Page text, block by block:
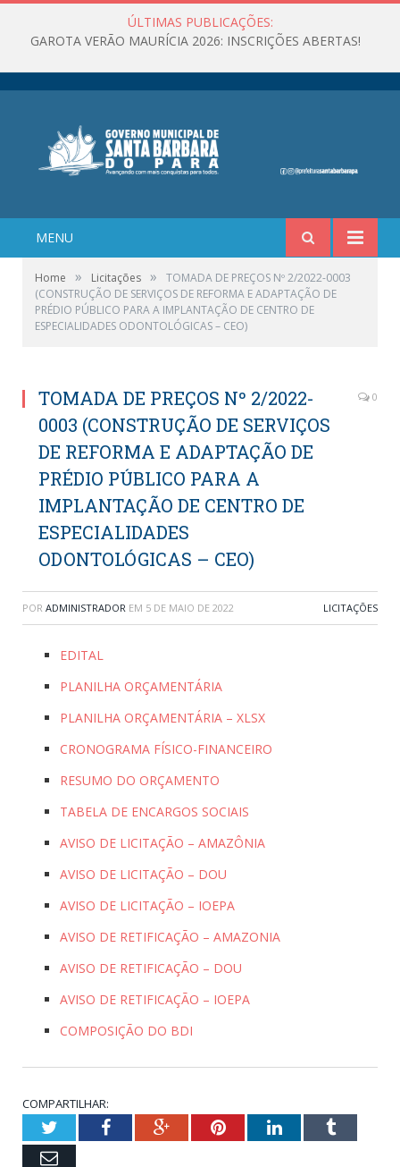
ÚLTIMAS PUBLICAÇÕES:
GAROTA VERÃO MAURÍCIA 2026: INSCRIÇÕES ABERTAS!
MENU
Home » Licitações »
TOMADA DE PREÇOS Nº 2/2022-0003
(CONSTRUÇÃO DE SERVIÇOS DE REFORMA E ADAPTAÇÃO DE
PRÉDIO PÚBLICO PARA A IMPLANTAÇÃO DE CENTRO DE
ESPECIALIDADES ODONTOLÓGICAS – CEO)
TOMADA DE PREÇOS Nº 2/2022-
0003 (CONSTRUÇÃO DE SERVIÇOS
DE REFORMA E ADAPTAÇÃO DE
PRÉDIO PÚBLICO PARA A
IMPLANTAÇÃO DE CENTRO DE
ESPECIALIDADES
ODONTOLÓGICAS – CEO)
0
POR ADMINISTRADOR EM 5 DE MAIO DE 2022 LICITAÇÕES
EDITAL
PLANILHA ORÇAMENTÁRIA
PLANILHA ORÇAMENTÁRIA – XLSX
CRONOGRAMA FÍSICO-FINANCEIRO
RESUMO DO ORÇAMENTO
TABELA DE ENCARGOS SOCIAIS
AVISO DE LICITAÇÃO – AMAZÔNIA
AVISO DE LICITAÇÃO – DOU
AVISO DE LICITAÇÃO – IOEPA
AVISO DE RETIFICAÇÃO – AMAZONIA
AVISO DE RETIFICAÇÃO – DOU
AVISO DE RETIFICAÇÃO – IOEPA
COMPOSIÇÃO DO BDI
COMPARTILHAR:
TwitterFacebookGoogle+PinterestLinkedInTumblr
Email